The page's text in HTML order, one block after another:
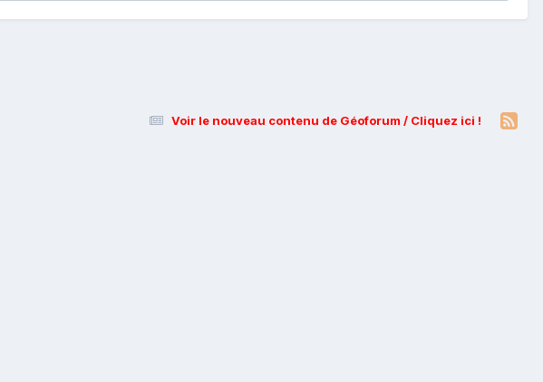
Voir le nouveau contenu de Géoforum / Cliquez ici !